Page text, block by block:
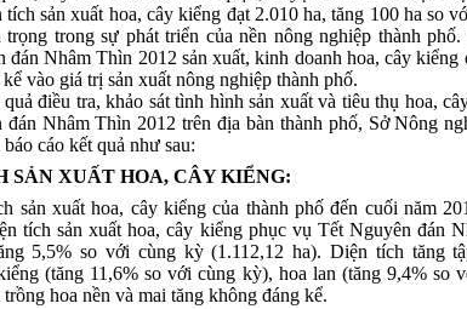
tích sản xuất hoa, cây kiểng đạt 2.010 ha, tăng 100 ha so
trọng trong sự phát triển của nền nông nghiệp thành
đán Nhâm Thìn 2012 sản xuất, kinh doanh hoa, cây kiểng
vào giá trị sản xuất nông nghiệp thành phố.
tra, khảo sát tình hình sản xuất và tiêu thụ hoa,
Nhâm Thìn 2012 trên địa bàn thành phố, Sở Nông
cáo kết quả như sau:
SẢN XUẤT HOA, CÂY KIỂNG:
sản xuất hoa, cây kiểng của thành phố đến cuối năm
tích sản xuất hoa, cây kiểng phục vụ Tết Nguyên đán
5,5% so với cùng kỳ (1.112,12 ha). Diện tích tăng
(tăng 11,6% so với cùng kỳ), hoa lan (tăng 9,4% so
hoa nền và mai tăng không đáng kể.